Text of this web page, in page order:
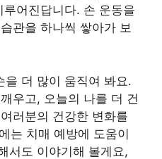
어진답니다. 손 운동을
관을 하나씩 쌓아가 보
을 더 많이 움직여 봐요.
우고, 오늘의 나를 더 건
러분의 건강한 변화를
는 치매 예방에 도움이
서도 이야기해 볼게요,